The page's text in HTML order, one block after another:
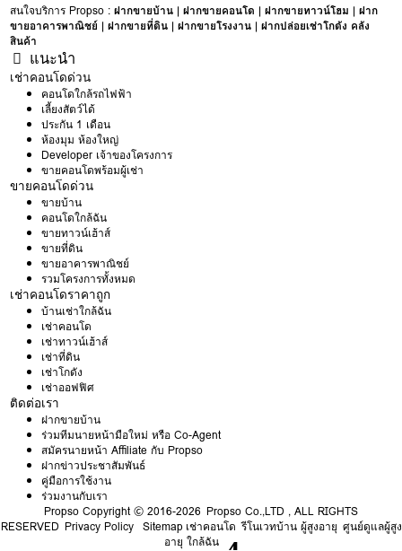
สนใจบริการ Propso :ฝากขายบ้าน |ฝากขายคอนโด |ฝากขายทาวน์โฮม |ฝาก
ขายอาคารพาณิชย์ |ฝากขายที่ดิน |ฝากขายโรงงาน |ฝากปล่อยเช่าโกดัง คลัง
สินค้า
แนะนำ
เช่าคอนโดด่วน
คอนโดใกล้รถไฟฟ้า
เลี้ยงสัตว์ได้
ประกัน 1 เดือน
ห้องมุม ห้องใหญ่
Developer เจ้าของโครงการ
ขายคอนโดพร้อมผู้เช่า
ขายคอนโดด่วน
ขายบ้าน
คอนโดใกล้ฉัน
ขายทาวน์เฮ้าส์
ขายที่ดิน
ขายอาคารพาณิชย์
รวมโครงการทั้งหมด
เช่าคอนโดราคาถูก
บ้านเช่าใกล้ฉัน
เช่าคอนโด
เช่าทาวน์เฮ้าส์
เช่าที่ดิน
เช่าโกดัง
เช่าออฟฟิศ
ติดต่อเรา
ฝากขายบ้าน
ร่วมทีมนายหน้ามือใหม่ หรือ Co-Agent
สมัครนายหน้า Affiliate กับ Propso
ฝากข่าวประชาสัมพันธ์
คู่มือการใช้งาน
ร่วมงานกับเรา
Propso Copyright © 2016-2026 Propso Co.,LTD , ALL RIGHTS
RESERVED Privacy Policy Sitemap เช่าคอนโด รีโนเวทบ้าน ผู้สูงอายุ ศูนย์ดูแลผู้สูง
อายุ ใกล้ฉัน